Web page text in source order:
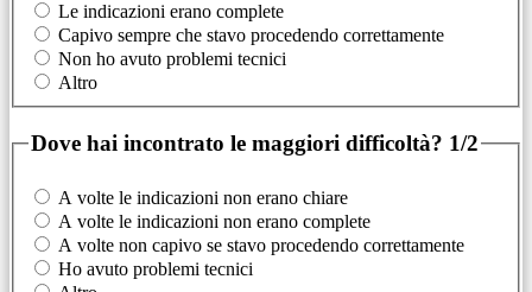
Le indicazioni erano complete
Capivo sempre che stavo procedendo correttamente
Non ho avuto problemi tecnici
Altro
Dove hai incontrato le maggiori difficoltà? 1/2
A volte le indicazioni non erano chiare
A volte le indicazioni non erano complete
A volte non capivo se stavo procedendo correttamente
Ho avuto problemi tecnici